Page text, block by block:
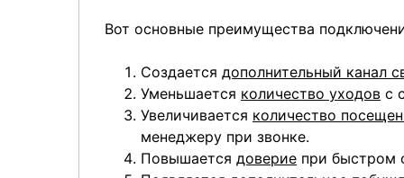
Вот основные преимущества
Создается дополнительный канал
Уменьшается количество уходов с
Увеличивается количество
менеджеру при звонке.
Повышается доверие при быстром